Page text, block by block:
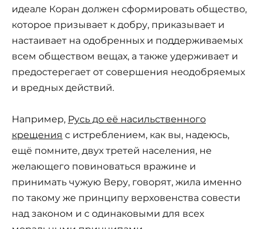
идеале Коран должен сформировать общество,
которое призывает к добру, приказывает и
настаивает на одобренных и поддерживаемых
всем обществом вещах, а также удерживает и
предостерегает от совершения неодобряемых
и вредных действий.
Например, Русь до её насильственного
крещения с истреблением, как вы, надеюсь,
ещё помните, двух третей населения, не
желающего повиноваться вражине и
принимать чужую Веру, говорят, жила именно
по такому же принципу верховенства совести
над законом и с одинаковыми для всех